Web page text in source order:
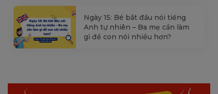
Ngày 15: Bé bắt đầu nói tiếng
Anh tự nhiên – Ba mẹ cần làm
gì để con nói nhiều hơn?